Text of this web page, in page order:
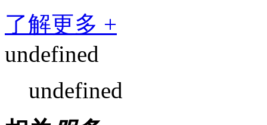
了解更多 +
undefined
undefined